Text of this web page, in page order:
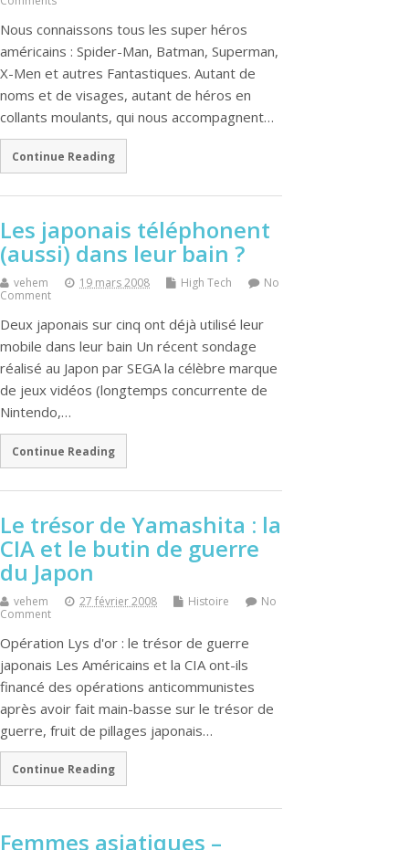
Nous connaissons tous les super héros
américains : Spider-Man, Batman, Superman,
X-Men et autres Fantastiques. Autant de
noms et de visages, autant de héros en
collants moulants, qui nous accompagnent…
Continue Reading
Les japonais téléphonent
(aussi) dans leur bain ?
vehem 19 mars 2008 High Tech
No
Comment
Deux japonais sur cinq ont déjà utilisé leur
mobile dans leur bain Un récent sondage
réalisé au Japon par SEGA la célèbre marque
de jeux vidéos (longtemps concurrente de
Nintendo,…
Continue Reading
Le trésor de Yamashita : la
CIA et le butin de guerre
du Japon
vehem 27 février 2008 Histoire
No
Comment
Opération Lys d'or : le trésor de guerre
japonais Les Américains et la CIA ont-ils
financé des opérations anticommunistes
après avoir fait main-basse sur le trésor de
guerre, fruit de pillages japonais…
Continue Reading
Femmes asiatiques –